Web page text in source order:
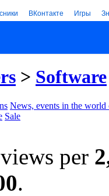
ВКонтакте Игры
> Software
News, events in the world
Sale
per
.